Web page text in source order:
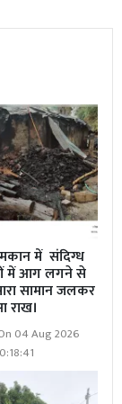
में संदिग्ध
में आग लगने से
सामान जलकर
राख।
04 Aug 2026